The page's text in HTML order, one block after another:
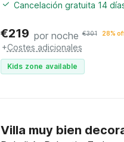
Cancelación gratuita 14
€219 por noche €301 28%
+Costes adicionales
Kids zone available
Villa muy bien